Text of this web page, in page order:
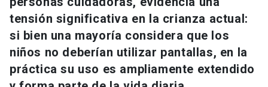
Futuros estudiantes
Estudiantes
Académicos
Go to english site launch
ACCESOS DIRECTOS
Admisión launch
tensión significativa en la crianza actual:
si bien una mayoría considera que los
niños no deberían utilizar pantallas, en la
práctica su uso es ampliamente extendido